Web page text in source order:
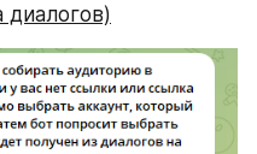
диалогов)